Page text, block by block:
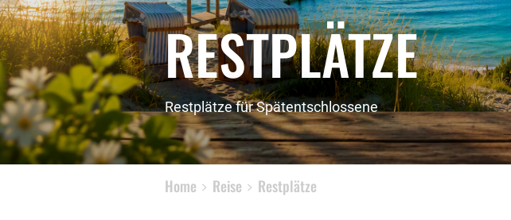
RESTPLÄTZE
Restplätze für Spätentschlossene
Home Reise Restplätze